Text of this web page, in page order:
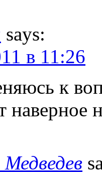
says:
в 11:26
к
Медведев